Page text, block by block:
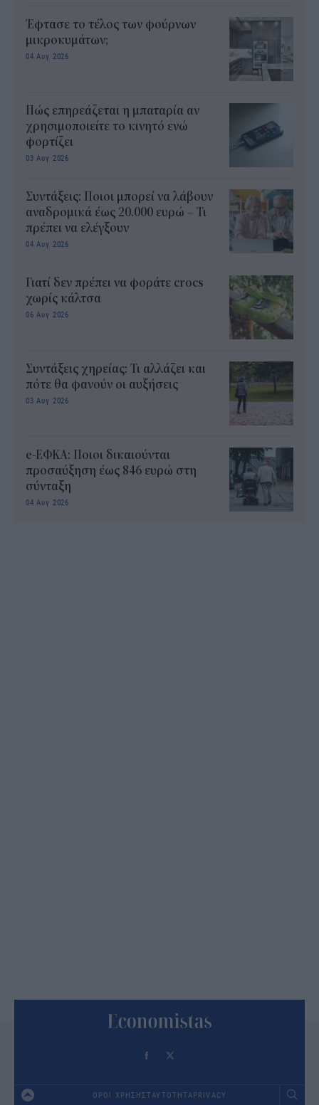
Έφτασε το τέλος των φούρνων
μικροκυμάτων;
04 Αυγ 2026
Πώς επηρεάζεται η μπαταρία αν
χρησιμοποιείτε το κινητό ενώ
φορτίζει
03 Αυγ 2026
Συντάξεις: Ποιοι μπορεί να λάβουν
αναδρομικά έως 20.000 ευρώ – Τι
πρέπει να ελέγξουν
04 Αυγ 2026
Γιατί δεν πρέπει να φοράτε crocs
χωρίς κάλτσα
06 Αυγ 2026
Συντάξεις χηρείας: Τι αλλάζει και
πότε θα φανούν οι αυξήσεις
03 Αυγ 2026
e-ΕΦΚΑ: Ποιοι δικαιούνται
προσαύξηση έως 846 ευρώ στη
σύνταξη
04 Αυγ 2026
ΟΡΟΙ ΧΡΗΣΗΣΤΑΥΤΟΤΗΤΑPRIVACY